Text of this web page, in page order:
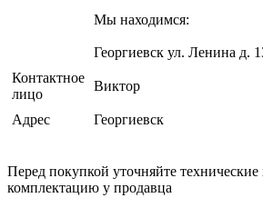
Мы находимся:
Георгиевск ул. Ленина д.
Контактное
лицо
Виктор
Адрес Георгиевск
Перед покупкой уточняйте технические
комплектацию у продавца